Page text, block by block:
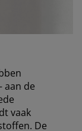
aan de
vaak
De